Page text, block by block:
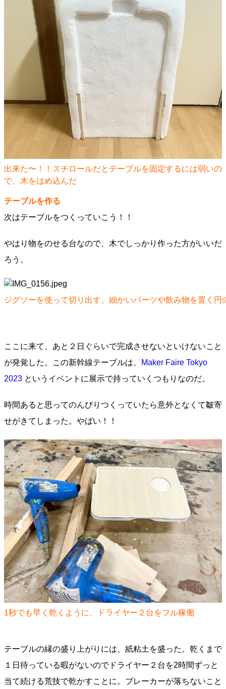
出来た〜！！スチロールだとテーブルを固定するには弱いの
で、木をはめ込んだ
テーブルを作る
次はテーブルをつくっていこう！！
やはり物をのせる台なので、木でしっかり作った方がいいだ
ろう。
ジグソーを使って切り出す。細かいパーツや飲み物を置く
ここに来て、あと２日ぐらいで完成させないといけないこと
が発覚した。この新幹線テーブルは、
Maker Faire Tokyo
2023 というイベントに展示で持っていくつもりなのだ。
時間あると思ってのんびりつくっていたら意外となくて皺寄
せがきてしまった。やばい！！
1秒でも早く乾くように、ドライヤー２台をフル稼働
テーブルの縁の盛り上がりには、紙粘土を盛った。乾くまで
１日待っている暇がないのでドライヤー２台を2時間ずっと
当て続ける荒技で乾かすことに。ブレーカーが落ちないこと